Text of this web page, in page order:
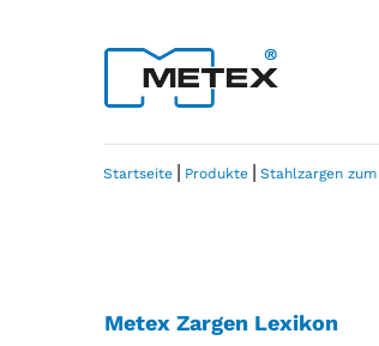
Startseite Produkte Stahlzargen
Metex Zargen Lexikon